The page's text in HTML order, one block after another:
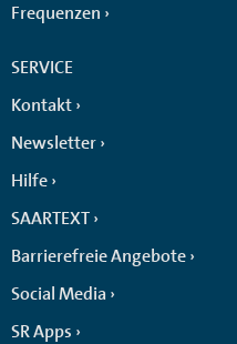
Frequenzen
SERVICE
Kontakt
Newsletter
Hilfe
SAARTEXT
Barrierefreie Angebote
Social Media
SR Apps